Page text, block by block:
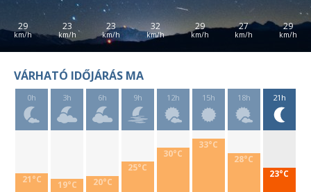
29 23 23 32 29 27 29
VÁRHATÓ IDŐJÁRÁS MA
0h
21°C
3h
19°C
6h
20°C
9h
25°C
12h
30°C
15h
33°C
18h
28°C
21h
23°C